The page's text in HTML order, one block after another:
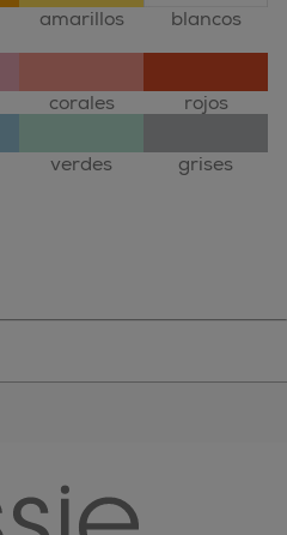
amarillos blancos
corales rojos
verdes grises